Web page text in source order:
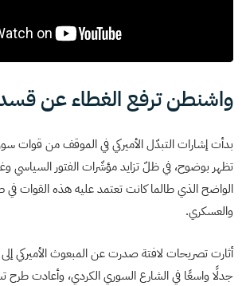
واشنطن ترفع الغطاء عن
بدأت إشارات التبدّل الأميركي في الموقف من قوات
تظهر بوضوح، في ظلّ تزايد مؤشّرات الفتور السياسي
الواضح الذي طالما كانت تعتمد عليه هذه القوات في
والعسكري.
أثارت تصريحات لافتة صدرت عن المبعوث الأميركي
جدلًا واسعًا في الشارع السوري الكردي، وأعادت طرح